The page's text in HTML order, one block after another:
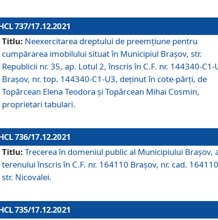
737/17.12.2021
Titlu: Neexercitarea dreptului de preemţiune pentru
cumpărarea imobilului situat în Municipiul Braşov, str.
Republicii nr. 35, ap. Lotul 2, înscris în C.F. nr. 144340-C1-
Brașov, nr. top. 144340-C1-U3, deținut în cote-părți, de
Topârcean Elena Teodora și Topârcean Mihai Cosmin,
proprietari tabulari.
736/17.12.2021
Titlu: Trecerea în domeniul public al Municipiului Braşov,
terenului înscris în C.F. nr. 164110 Brașov, nr. cad.
str. Nicovalei.
735/17.12.2021